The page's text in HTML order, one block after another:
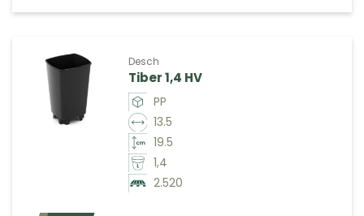
Desch
Tiber 1,4 HV
PP
13.5
19.5
1,4
2.520